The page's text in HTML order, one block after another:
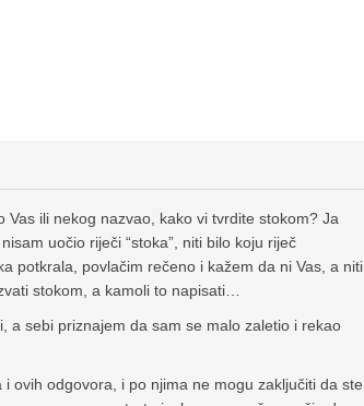
ili nekog nazvao, kako vi tvrdite stokom? Ja
uočio riječi “stoka”, niti bilo koju riječ
potkrala, povlačim rečeno i kažem da ni Vas, a niti
stokom, a kamoli to napisati…
a sebi priznajem da sam se malo zaletio i rekao
ovih odgovora, i po njima ne mogu zaključiti da ste